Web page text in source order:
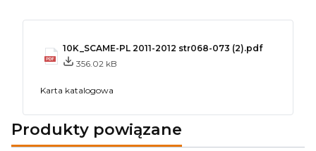
10K_SCAME-PL 2011-2012 str068-073 (2).pdf
356.02 kB
Karta katalogowa
Produkty powiązane